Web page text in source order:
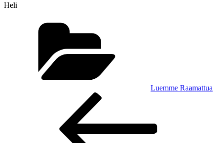
Heli
Luemme Raamattua